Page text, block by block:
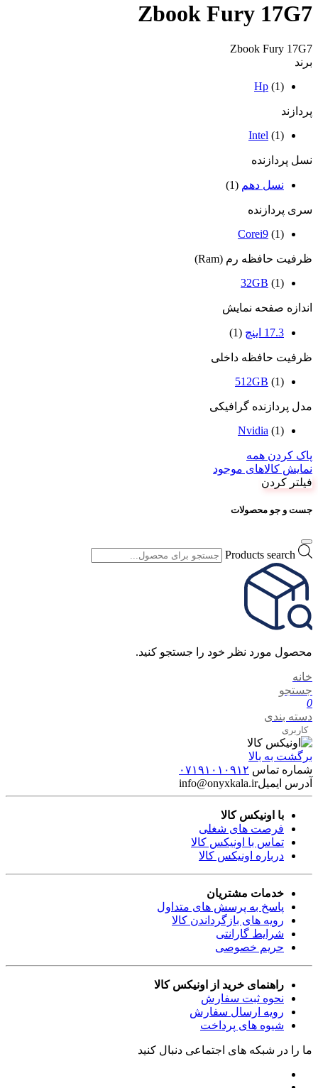
Zbook Fury 17G7
Zbook Fury 17G7
برند
Hp (1)
پردازند
Intel (1)
نسل پردازنده
نسل دهم (1)
سری پردازنده
Corei9 (1)
ظرفیت حافظه رم (Ram)
32GB (1)
اندازه صفحه نمایش
17.3 اینچ (1)
ظرفیت حافظه داخلی
512GB (1)
مدل پردازنده گرافیکی
Nvidia (1)
پاک کردن همه
نمایش کالاهای موجود
فیلتر کردن
جست و جو محصولات
Products search
محصول مورد نظر خود را جستجو کنید.
خانه
جستجو
0
دسته بندی
کاربری
برگشت به بالا
شماره تماس ۰۷۱۹۱۰۱۰۹۱۲
آدرس ایمیلinfo@onyxkala.ir
با اونیکس کالا
فرصت های شغلی
تماس با اونیکس کالا
درباره اونیکس کالا
خدمات مشتریان
پاسخ به پرسش های متداول
رویه های بازگرداندن کالا
شرایط گارانتی
حریم خصوصی
راهنمای خرید از اونیکس کالا
نحوه ثبت سفارش
رویه ارسال سفارش
شیوه های پرداخت
ما را در شبکه های اجتماعی دنبال کنید